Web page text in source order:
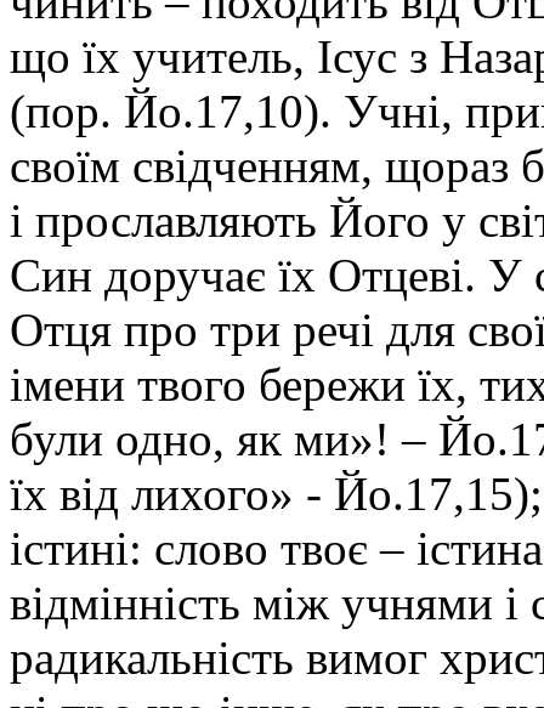
що їх учитель, Ісус з
(пор. Йо.17,10). Учні,
своїм свідченням, щораз
і прославляють Його у
Син доручає їх Отцеві. У
Отця про три речі для
імени твого бережи їх,
були одно, як ми»! –
їх від лихого» -
істині: слово твоє –
відмінність між учнями і
радикальність вимог